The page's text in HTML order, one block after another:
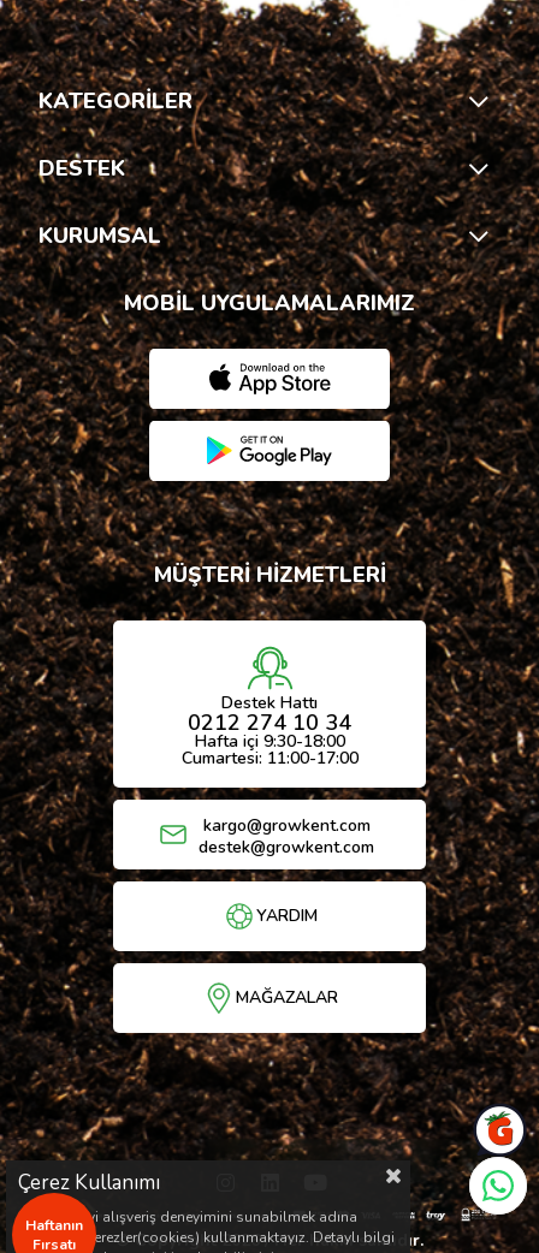
KATEGORİLER
DESTEK
KURUMSAL
MOBİL UYGULAMALARIMIZ
MÜŞTERİ HİZMETLERİ
Destek Hattı
0212 274 10 34
Hafta içi 9:30-18:00
Cumartesi: 11:00-17:00
kargo@growkent.com
destek@growkent.com
YARDIM
MAĞAZALAR
Haftanın
Fırsatı
© Copyright 2026 / Her hakkı saklıdır.
Çerez Kullanımı
Sizlere en iyi alışveriş deneyimini sunabilmek adına
sitemizde çerezler(cookies) kullanmaktayız. Detaylı bilgi